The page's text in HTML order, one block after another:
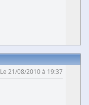
Le 21/08/2010 à 19:37